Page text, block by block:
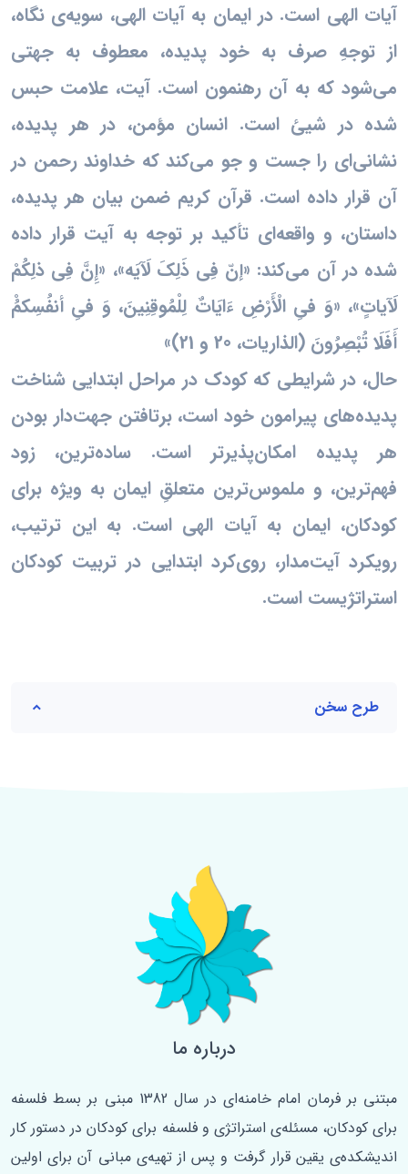
آیات الهی است. در ایمان به آیات الهی، سویه‌ی نگاه،
از توجهِ صرف به خود پدیده، معطوف به جهتی
می‌شود که به آن رهنمون است. آیت، علامت حبس
شده در شیئ است. انسان مؤمن، در هر پدیده،
نشانی‌ای را جست و جو می‌کند که خداوند رحمن در
آن قرار داده است. قرآن کریم ضمن بیان هر پدیده،
داستان، و واقعه‌ای تأکید بر توجه به آیت قرار داده
شده در آن می‌کند: «إنّ فِی ذَلِکَ لَآیَه»، «إِنَّ فِی‏ ذلِكُمْ
لَآیاتٍ»، «وَ فىِ الْأَرْضِ ءَایَاتٌ لِلْمُوقِنِینَ، وَ فىِ أنفُسِكمُ‏ْ
أَفَلَا تُبْصِرُونَ (الذاریات، 20 و 21)»
حال، در شرایطی که کودک در مراحل ابتدایی شناخت
پدیده‌های پیرامون خود است، برتافتن جهت‌دار بودن
هر پدیده امکان‌پذیرتر است. ساده‌ترین، زود
فهم‌ترین، و ملموس‌ترین متعلقِ ایمان به ویژه برای
کودکان، ایمان به آیات الهی است. به این ترتیب،
روی‎کرد آیت‌مدار، روی‌کرد ابتدایی در تربیت کودکان
استراتژیست است.
طرح سخن
درباره ما
مبتنی بر فرمان امام خامنه‌ای در سال 1382 مبنی بر بسط فلسفه‌
برای کودکان، مسئله‌ی استراتژی و فلسفه برای کودکان در دستور کار
اندیشکده‌ی یقین قرار گرفت و پس از تهیه‌ی مبانی آن برای اولین